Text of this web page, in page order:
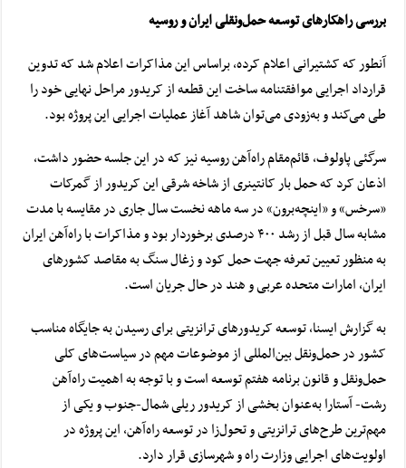
بررسی راهکارهای توسعه حمل‌ونقلی ایران و روسیه
آنطور که کشتیرانی اعلام کرده، براساس این مذاکرات اعلام شد که تدوین
قرارداد اجرایی موافقتنامه ساخت این قطعه از کریدور مراحل نهایی خود را
طی می‌کند و به‌زودی می‌توان شاهد آغاز عملیات اجرایی این پروژه بود.
سرگئی پاولوف، قائم‌مقام راه‌آهن روسیه نیز که در این جلسه حضور داشت،
اذعان کرد که حمل بار کانتینری از شاخه شرقی این کریدور از گمرکات
«سرخس» و «اینچه‌برون» در سه ماهه نخست سال جاری در مقایسه با مدت
مشابه سال قبل از رشد ۴۰۰ درصدی برخوردار بود و مذاکرات با راه‌آهن ایران
به منظور تعیین تعرفه جهت حمل کود و زغال سنگ به مقاصد کشورهای
ایران، امارات متحده عربی و هند در حال جریان است.
به گزارش ایسنا، توسعه کریدورهای ترانزیتی برای رسیدن به جایگاه مناسب
کشور در حمل‌ونقل بین‌المللی از موضوعات مهم در سیاست‌های کلی
حمل‌ونقل و قانون برنامه هفتم توسعه است و با توجه به اهمیتراه‌آهن
رشت- آستارابه‌عنوان بخشی از کریدور ریلی شمال-جنوب و یکی از
مهم‌ترین طرح‌های ترانزیتی و تحول‌زا در توسعه راه‌آهن، این پروژه در
اولویت‌های اجرایی وزارت راه و شهرسازی قرار دارد.